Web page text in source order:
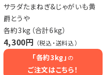
サラダたまねぎ&じゃがいも黄
爵とうや
各約3kg（合計6kg）
4,300円 （税込・送料込）
「各約3kg」 の
ご注文はこちら！